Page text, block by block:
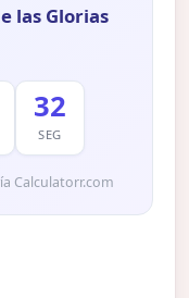
las Glorias
31
SEG
Calculatorr.com